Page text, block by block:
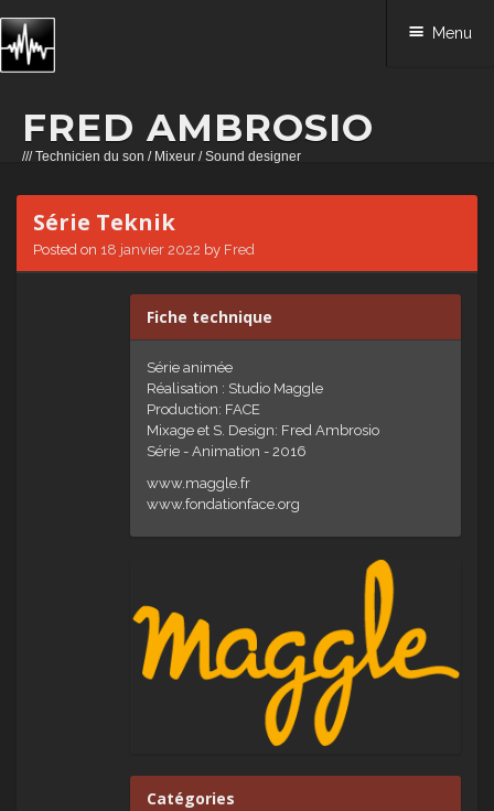
FRED AMBROSIO
/// Technicien du son / Mixeur / Sound designer
Menu
Skip to content
Série Teknik
Posted on 18 janvier 2022 by Fred
Fiche technique
Série animée
Réalisation : Studio Maggle
Production: FACE
Mixage et S. Design: Fred Ambrosio
Série - Animation - 2016
www.maggle.fr
www.fondationface.org
Catégories